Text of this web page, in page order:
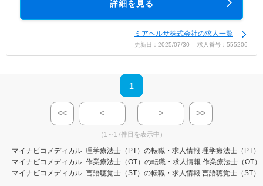
詳細を見る
ミアヘルサ株式会社の求人一覧
更新日：2025/07/30 求人番号：555206
1
<< < > >>
（1～17件目を表示中）
マイナビコメディカル 理学療法士（PT）の転職・求人情報 理学療法士（PT）
マイナビコメディカル 作業療法士（OT）の転職・求人情報 作業療法士（OT
マイナビコメディカル 言語聴覚士（ST）の転職・求人情報 言語聴覚士（ST）